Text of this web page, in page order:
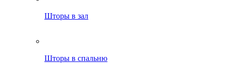
Шторы в зал
Шторы в спальню